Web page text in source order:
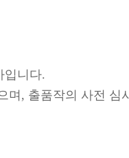
입니다.
며, 출품작의 사전 심